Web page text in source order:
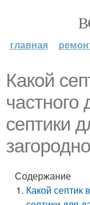
главная
Какой
септики
Содержание
Какой септик